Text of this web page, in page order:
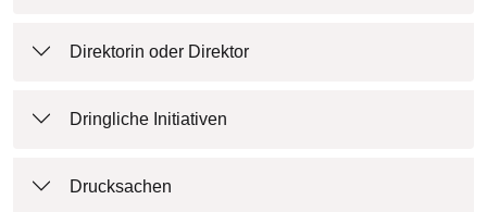
Direktorin oder Direktor
Dringliche Initiativen
Drucksachen